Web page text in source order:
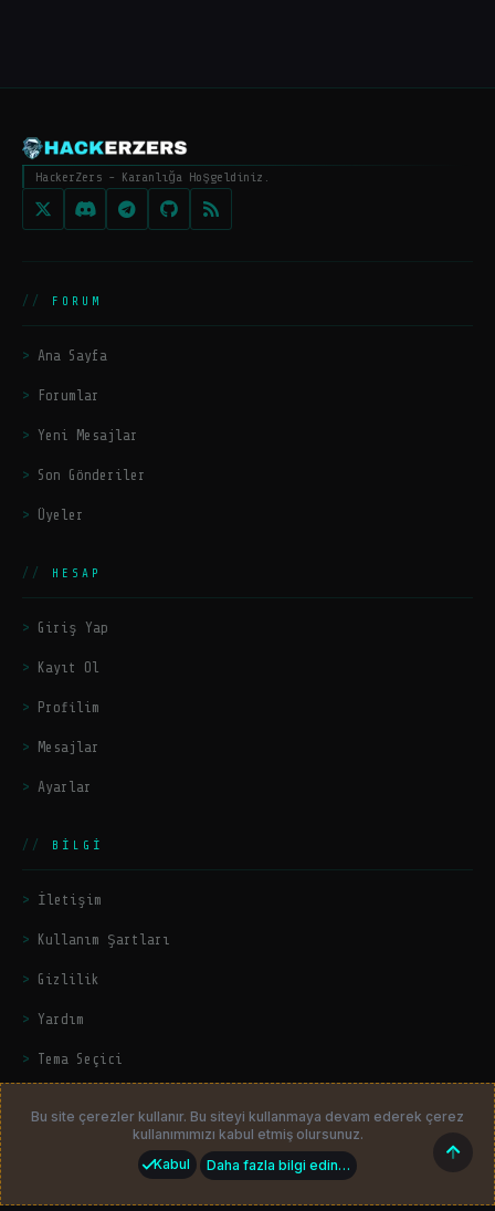
HackerZers - Karanlığa Hoşgeldiniz.
FORUM
Ana Sayfa
Forumlar
Yeni Mesajlar
Son Gönderiler
Üyeler
HESAP
Giriş Yap
Kayıt Ol
Profilim
Mesajlar
Ayarlar
BILGI
İletişim
Kullanım Şartları
Gizlilik
Yardım
Tema Seçici
HackerZers.com— Tüm hakları saklıdır. | Community platform
Bu site çerezler kullanır. Bu siteyi kullanmaya devam ederek çerez
kullanımımızı kabul etmiş olursunuz.
Kabul
Daha fazla bilgi edin… Üst